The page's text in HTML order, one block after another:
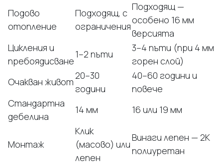
Подово
отопление
Подходящ, с
ограничения
Подходящ —
особено 16 мм
версията
Цикления и
пребоядисване
1–2 пъти
3–4 пъти (при 4 мм
горен слой)
Очакван живот
20–30
години
40–60 години и
повече
Стандартна
дебелина
14 мм 16 или 19 мм
Монтаж
Клик
(масово) или
лепен
Винаги лепен — 2K
полиуретан